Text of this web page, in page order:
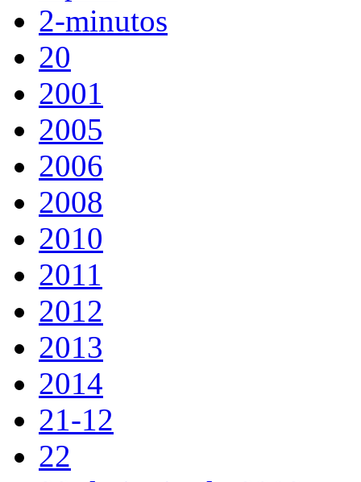
2-minutos
20
2001
2005
2006
2008
2010
2011
2012
2013
2014
21-12
22